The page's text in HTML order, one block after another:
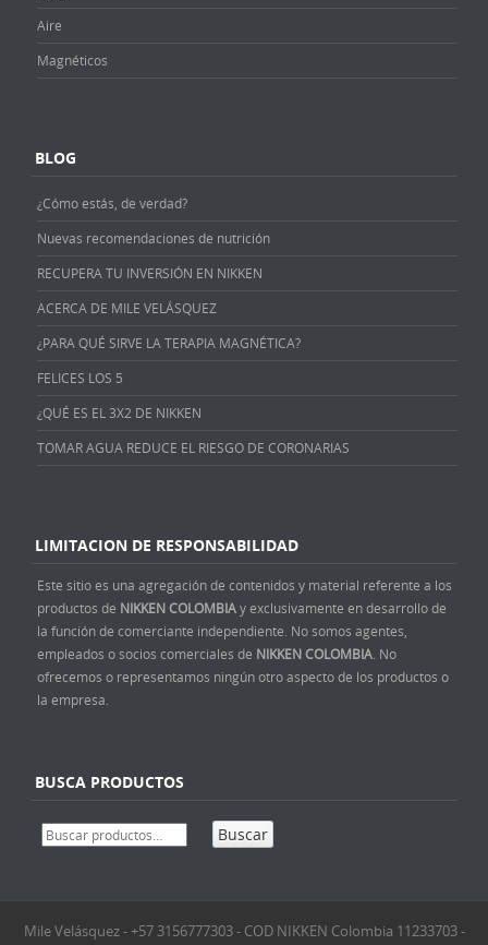
Aire
Magnéticos
BLOG
¿Cómo estás, de verdad?
Nuevas recomendaciones de nutrición
RECUPERA TU INVERSIÓN EN NIKKEN
ACERCA DE MILE VELÁSQUEZ
¿PARA QUÉ SIRVE LA TERAPIA MAGNÉTICA?
FELICES LOS 5
¿QUÉ ES EL 3X2 DE NIKKEN
TOMAR AGUA REDUCE EL RIESGO DE CORONARIAS
LIMITACION DE RESPONSABILIDAD
Este sitio es una agregación de contenidos y material referente a los
productos de NIKKEN COLOMBIAy exclusivamente en desarrollo de
la función de comerciante independiente. No somos agentes,
empleados o socios comerciales de NIKKEN COLOMBIA . No
ofrecemos o representamos ningún otro aspecto de los productos o
la empresa.
BUSCA PRODUCTOS
Buscar
Mile Velásquez - +57 3156777303 - COD NIKKEN Colombia 11233703 -